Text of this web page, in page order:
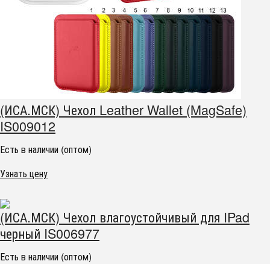
(ИСА.МСК) Чехол Leather Wallet (MagSafe)
IS009012
Есть в наличии (оптом)
Узнать цену
(ИСА.МСК) Чехол влагоустойчивый для IPad
черный IS006977
Есть в наличии (оптом)